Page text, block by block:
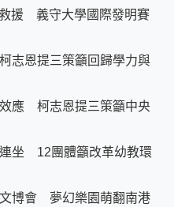
援 義守大學國際發明賽
志恩提三策籲回歸學力與
應 柯志恩提三策籲中央
坐 12團體籲改革幼教環
博會 夢幻樂園萌翻南港